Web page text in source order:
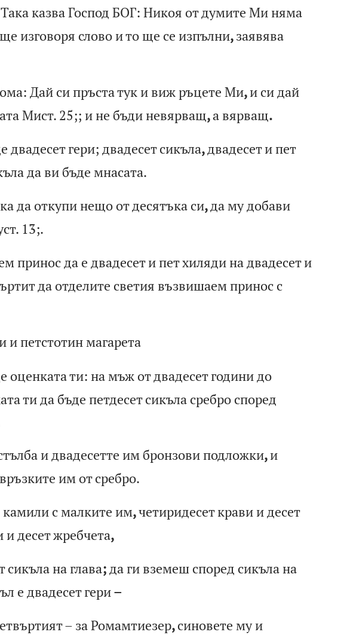
ТакаказваГоспод БОГ: Никоя отдумите Ми няма
ще изговоря слово итоще се изпълни,заявява
а: Дайси пръстатукивижръцете Ми,и сидай
таМист.25;; и не бъди невярващ,а вярващ.
е двадесетгери; двадесетсикъла,двадесетипет
лада вибъде мнасата.
када откупинещо отдесятъка си,дамудобави
т.13;.
принос дае двадесети петхилядина двадесети
ъртит даотделите светия възвишаем принос с
и и петстотин магарета
е оценкатати: на мъж отдвадесетгодинидо
ататида бъде петдесетсикъласребро според
ълбаидвадесетте имбронзови подложки,и
връзките им отсребро.
камили смалките им,четиридесеткрави идесет
идесетжребчета,
сикъла наглава;даги вземешспоред сикълана
ъл е двадесетгери–
въртият– заРомамтиезер,синовете муи